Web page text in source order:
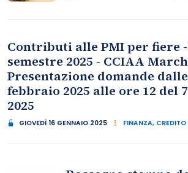
Contributi alle PMI per fiere
semestre 2025 - CCIAA
Presentazione domande
febbraio 2025 alle ore 12 del
2025
GIOVEDÌ 16 GENNAIO 2025 FINANZA, CREDITO